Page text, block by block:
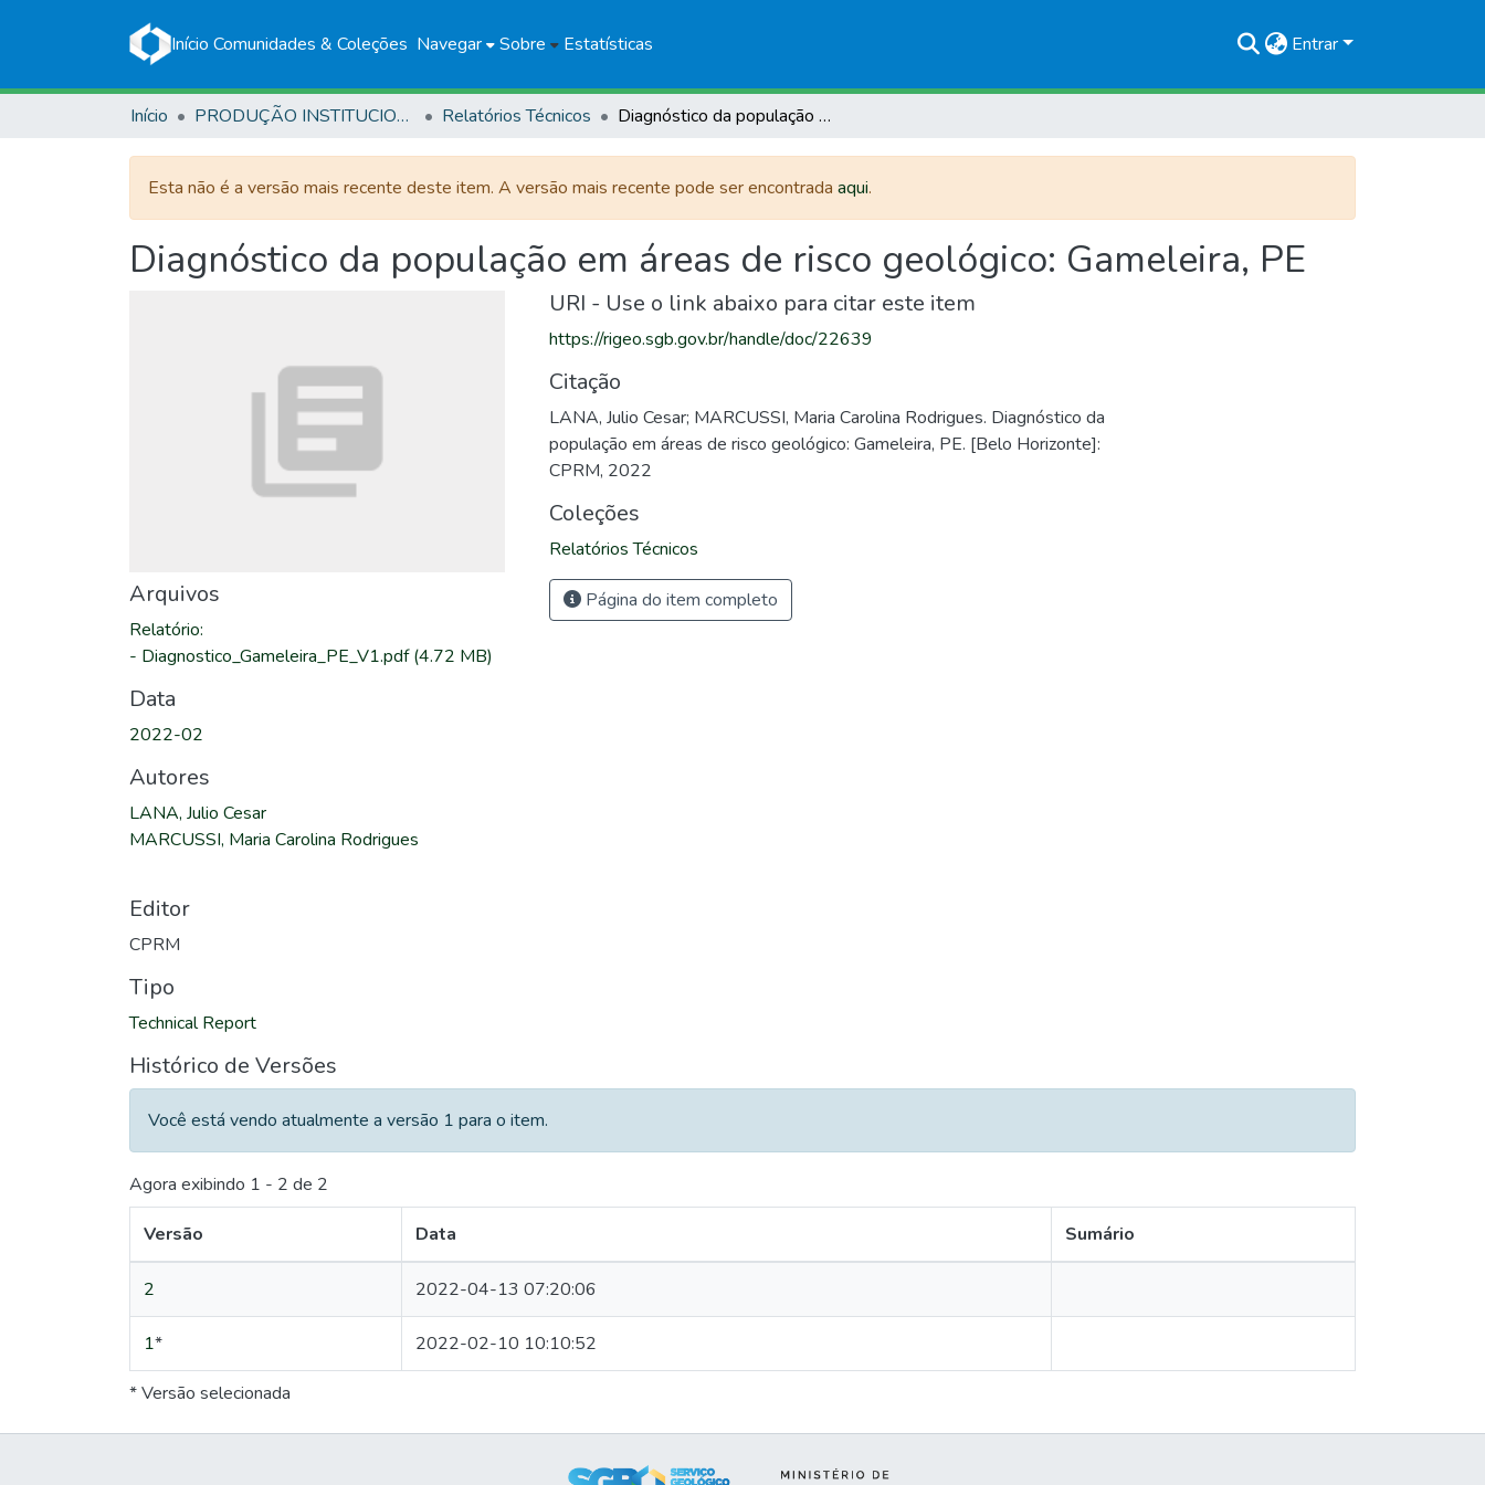
Início Comunidades & Coleções Navegar Sobre Estatísticas Entrar
Início PRODUÇÃO INSTITUCIONAL Relatórios Técnicos Diagnóstico da população em áreas de risco geológico: Gameleira, PE
Esta não é a versão mais recente deste item. A versão mais recente pode ser encontrada aqui.
Diagnóstico da população em áreas de risco geológico: Gameleira, PE
Arquivos
Relatório:
- Diagnostico_Gameleira_PE_V1.pdf(4.72 MB)
Data
2022-02
Autores
LANA, Julio Cesar
MARCUSSI, Maria Carolina Rodrigues
Editor
CPRM
Tipo
Technical Report
URI - Use o link abaixo para citar este item
https://rigeo.sgb.gov.br/handle/doc/22639
Citação
LANA, Julio Cesar; MARCUSSI, Maria Carolina Rodrigues. Diagnóstico da
população em áreas de risco geológico: Gameleira, PE. [Belo Horizonte]:
CPRM, 2022
Coleções
Relatórios Técnicos
Página do item completo
Histórico de Versões
Você está vendo atualmente a versão 1 para o item.
Agora exibindo 1 - 2 de 2
Versão Data Sumário
2 2022-04-13 07:20:06
1* 2022-02-10 10:10:52
* Versão selecionada